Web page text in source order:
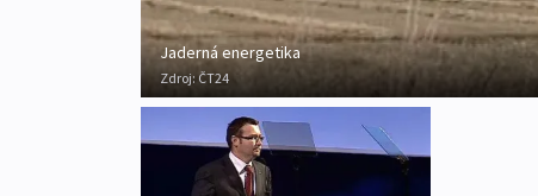
Jaderná energetika
Zdroj: ČT24